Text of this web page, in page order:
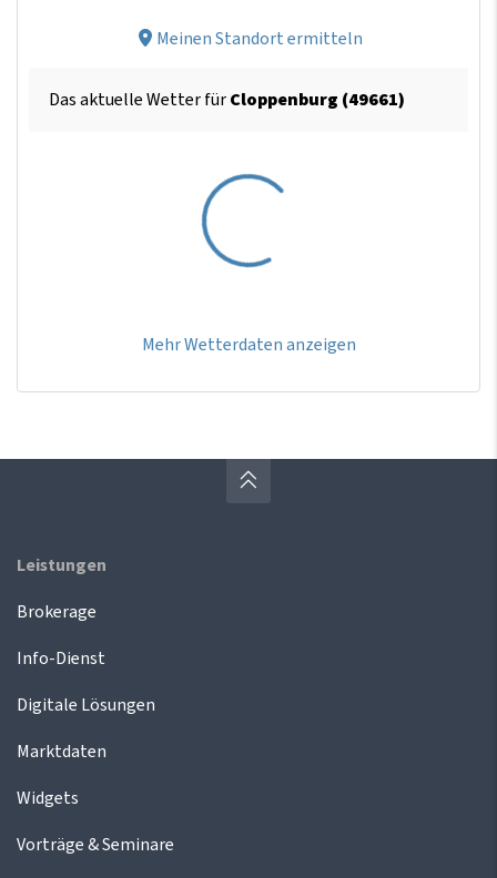
Meinen Standort ermitteln
Das aktuelle Wetter fürCloppenburg (49661)
Mehr Wetterdaten anzeigen
Leistungen
Brokerage
Info-Dienst
Digitale Lösungen
Marktdaten
Widgets
Vorträge & Seminare